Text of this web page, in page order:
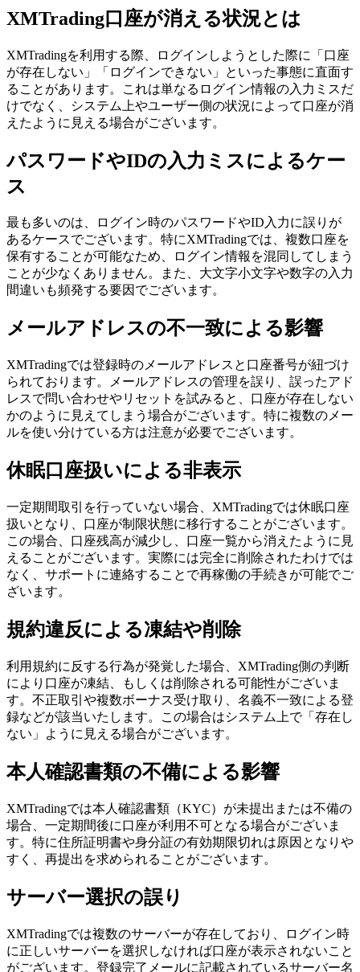
XMTrading口座が消える状況とは
XMTradingを利用する際、ログインしようとした際に「口座
が存在しない」「ログインできない」といった事態に直面す
ることがあります。これは単なるログイン情報の入力ミスだ
けでなく、システム上やユーザー側の状況によって口座が消
えたように見える場合がございます。
パスワードやIDの入力ミスによるケー
ス
最も多いのは、ログイン時のパスワードやID入力に誤りが
あるケースでございます。特にXMTradingでは、複数口座を
保有することが可能なため、ログイン情報を混同してしまう
ことが少なくありません。また、大文字小文字や数字の入力
間違いも頻発する要因でございます。
メールアドレスの不一致による影響
XMTradingでは登録時のメールアドレスと口座番号が紐づけ
られております。メールアドレスの管理を誤り、誤ったアド
レスで問い合わせやリセットを試みると、口座が存在しない
かのように見えてしまう場合がございます。特に複数のメー
ルを使い分けている方は注意が必要でございます。
休眠口座扱いによる非表示
一定期間取引を行っていない場合、XMTradingでは休眠口座
扱いとなり、口座が制限状態に移行することがございます。
この場合、口座残高が減少し、口座一覧から消えたように見
えることがございます。実際には完全に削除されたわけでは
なく、サポートに連絡することで再稼働の手続きが可能でご
ざいます。
規約違反による凍結や削除
利用規約に反する行為が発覚した場合、XMTrading側の判断
により口座が凍結、もしくは削除される可能性がございま
す。不正取引や複数ボーナス受け取り、名義不一致による登
録などが該当いたします。この場合はシステム上で「存在し
ない」ように見える場合がございます。
本人確認書類の不備による影響
XMTradingでは本人確認書類（KYC）が未提出または不備の
場合、一定期間後に口座が利用不可となる場合がございま
す。特に住所証明書や身分証の有効期限切れは原因となりや
すく、再提出を求められることがございます。
サーバー選択の誤り
XMTradingでは複数のサーバーが存在しており、ログイン時
に正しいサーバーを選択しなければ口座が表示されないこと
がございます。登録完了メールに記載されているサーバー名